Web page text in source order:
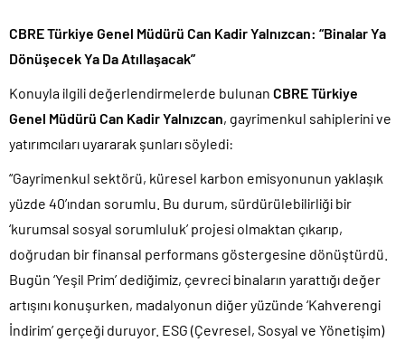
CBRE Türkiye Genel Müdürü Can Kadir Yalnızcan: “Binalar Ya
Dönüşecek Ya Da Atıllaşacak”
Konuyla ilgili değerlendirmelerde bulunan CBRE Türkiye
Genel Müdürü Can Kadir Yalnızcan, gayrimenkul sahiplerini ve
yatırımcıları uyararak şunları söyledi:
“Gayrimenkul sektörü, küresel karbon emisyonunun yaklaşık
yüzde 40’ından sorumlu. Bu durum, sürdürülebilirliği bir
‘kurumsal sosyal sorumluluk’ projesi olmaktan çıkarıp,
doğrudan bir finansal performans göstergesine dönüştürdü.
Bugün ‘Yeşil Prim’ dediğimiz, çevreci binaların yarattığı değer
artışını konuşurken, madalyonun diğer yüzünde ‘Kahverengi
İndirim’ gerçeği duruyor. ESG (Çevresel, Sosyal ve Yönetişim)